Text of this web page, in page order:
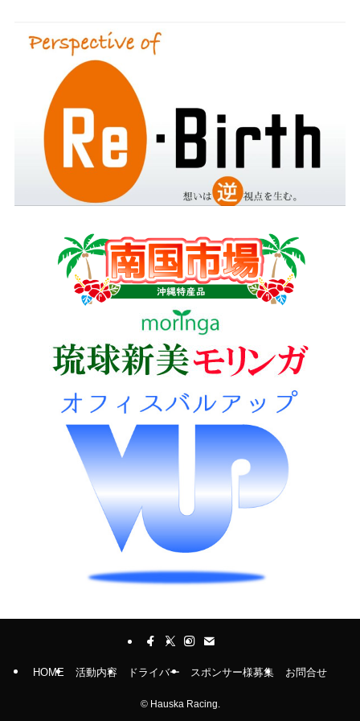
HOME 活動内容 ドライバー スポンサー様募集 お問合せ
©Hauska Racing.